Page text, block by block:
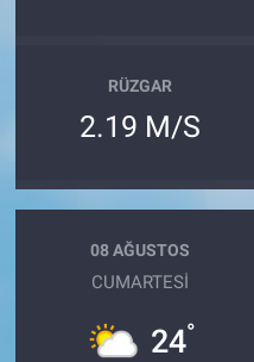
RÜZGAR
2.19 M/S
08 AĞUSTOS
CUMARTESI
24°